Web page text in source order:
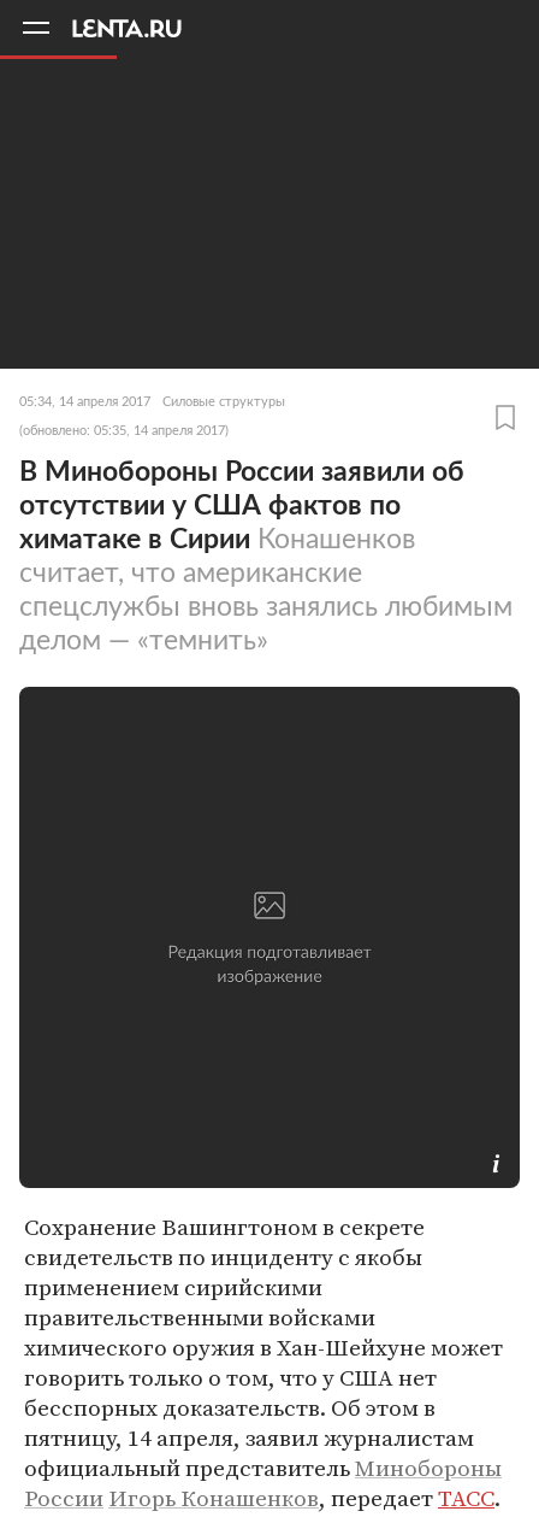
05:34, 14 апреля 2017 Силовые структуры
(обновлено: 05:35, 14 апреля 2017)
В Минобороны России заявили об
отсутствии у США фактов по
химатаке в Сирии Конашенков
считает, что американские
спецслужбы вновь занялись любимым
делом — «темнить»
Сохранение Вашингтоном в секрете
свидетельств по инциденту с якобы
применением сирийскими
правительственными войсками
химического оружия в Хан-Шейхуне может
говорить только о том, что у США нет
бесспорных доказательств. Об этом в
пятницу, 14 апреля, заявил журналистам
официальный представительМинобороны
РоссииИгорь Конашенков, передаетТАСС.